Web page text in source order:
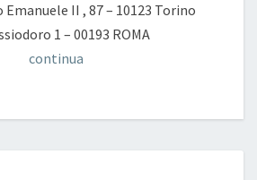
II , 87 – 10123 Torino
1 – 00193 ROMA
continua